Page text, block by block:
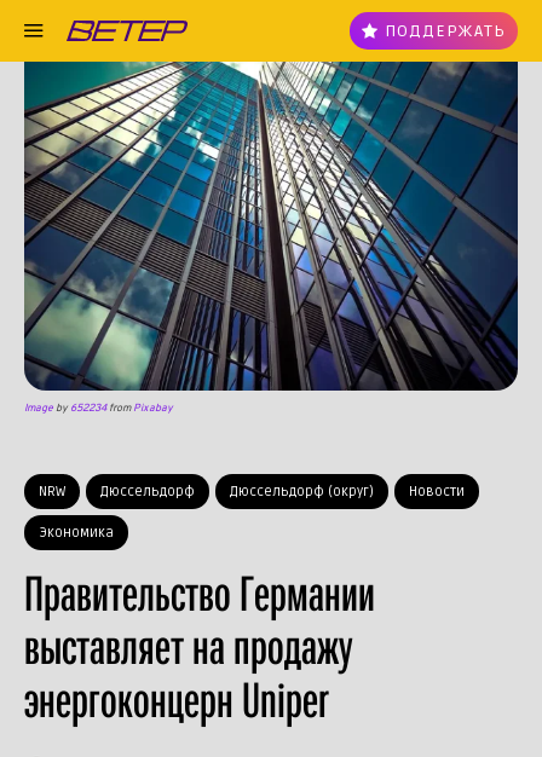
ПОДДЕРЖАТЬ
NRW Дюссельдорф Дюссельдорф (округ) Новости
Экономика
Правительство Германии
выставляет на продажу
энергоконцерн Uniper
Image by652234fromPixabay